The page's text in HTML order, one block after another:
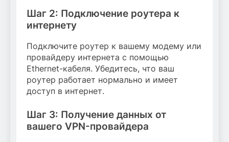
Шаг 2: Подключение роутера к
интернету
Подключите роутер к вашему модему или
провайдеру интернета с помощью
Ethernet-кабеля. Убедитесь, что ваш
роутер работает нормально и имеет
доступ в интернет.
Шаг 3: Получение данных от
вашего VPN-провайдера